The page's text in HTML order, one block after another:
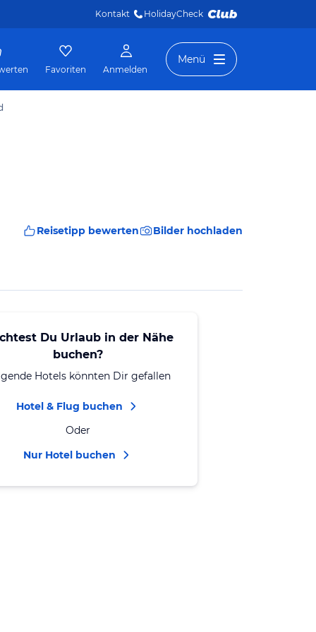
Kontakt HolidayCheck
Favoriten Anmelden
Menü
Reisetipp bewerten Bilder hochladen
Du Urlaub in der Nähe
buchen?
Hotels könnten Dir gefallen
Hotel & Flug buchen
Oder
Nur Hotel buchen